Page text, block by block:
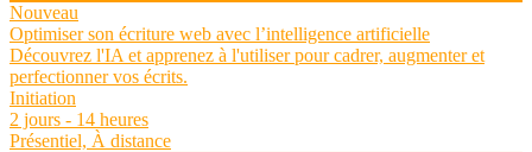
Nouveau
Optimiser son écriture web avec l’intelligence artificielle
Découvrez l'IA et apprenez à l'utiliser pour cadrer, augmenter et
perfectionner vos écrits.
Initiation
2 jours - 14 heures
Présentiel, À distance